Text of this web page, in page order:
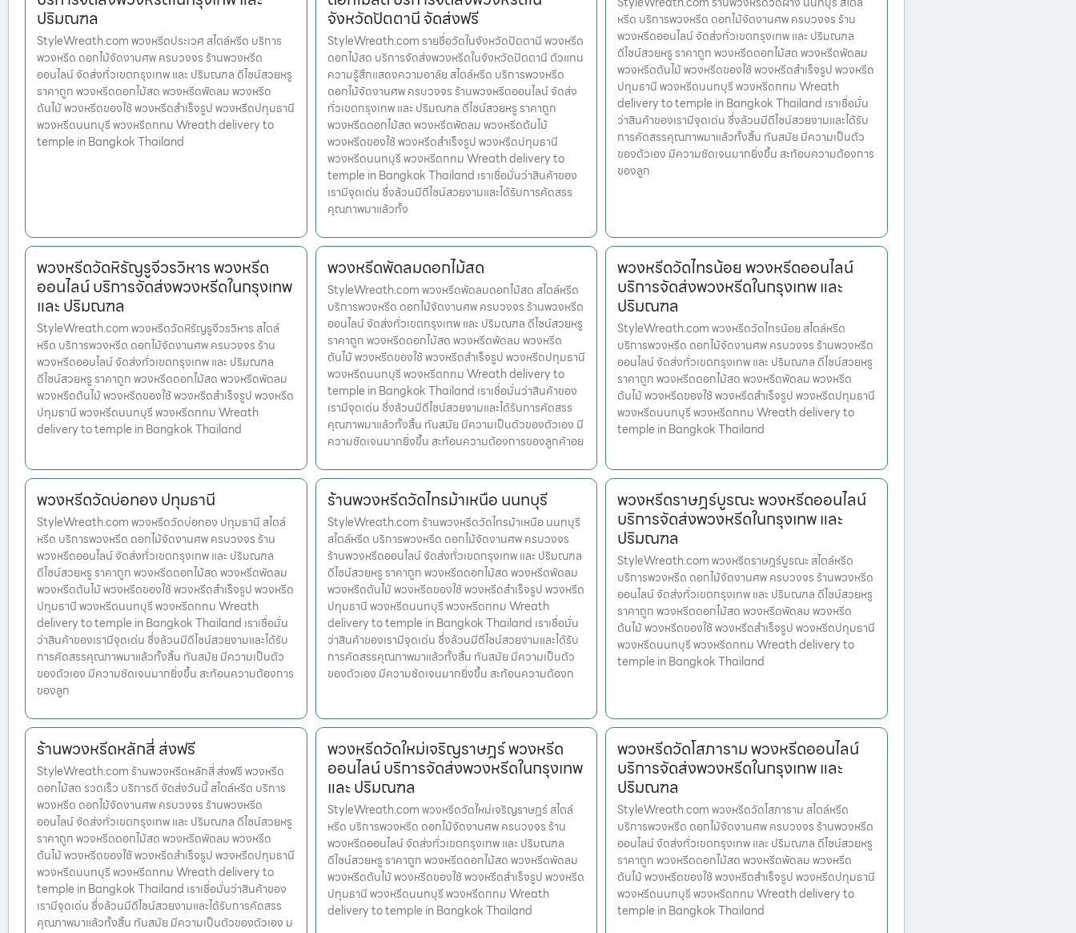
ปริมณฑล
StyleWreath.com พวงหรีดประเวศ สไตล์หรีด บริการ
พวงหรีด ดอกไม้จัดงานศพ ครบวงจร ร้านพวงหรีด
ออนไลน์ จัดส่งทั่วเขตกรุงเทพ และ ปริมณฑล ดีไซน์สวยหรู
ราคาถูก พวงหรีดดอกไม้สด พวงหรีดพัดลม พวงหรีด
ต้นไม้ พวงหรีดของใช้ พวงหรีดสำเร็จรูป พวงหรีดปทุมธานี
พวงหรีดนนทบุรี พวงหรีดกทม Wreath delivery to
temple in Bangkok Thailand
จังหวัดปัตตานี จัดส่งฟรี
StyleWreath.com รายชื่อวัดในจังหวัดปัตตานี พวงหรีด
ดอกไม้สด บริการจัดส่งพวงหรีดในจังหวัดปัตตานี ตัวแทน
ความรู้สึกแสดงความอาลัย สไตล์หรีด บริการพวงหรีด
ดอกไม้จัดงานศพ ครบวงจร ร้านพวงหรีดออนไลน์ จัดส่ง
ทั่วเขตกรุงเทพ และ ปริมณฑล ดีไซน์สวยหรู ราคาถูก
พวงหรีดดอกไม้สด พวงหรีดพัดลม พวงหรีดต้นไม้
พวงหรีดของใช้ พวงหรีดสำเร็จรูป พวงหรีดปทุมธานี
พวงหรีดนนทบุรี พวงหรีดกทม Wreath delivery to
temple in Bangkok Thailand เราเชื่อมั่นว่าสินค้าของ
เรามีจุดเด่น ซึ่งล้วนมีดีไซน์สวยงามและได้รับการคัดสรร
คุณภาพมาแล้วทั้ง
หรีด บริการพวงหรีด ดอกไม้จัดงานศพ ครบวงจร ร้าน
พวงหรีดออนไลน์ จัดส่งทั่วเขตกรุงเทพ และ ปริมณฑล
ดีไซน์สวยหรู ราคาถูก พวงหรีดดอกไม้สด พวงหรีดพัดลม
พวงหรีดต้นไม้ พวงหรีดของใช้ พวงหรีดสำเร็จรูป พวงหรีด
ปทุมธานี พวงหรีดนนทบุรี พวงหรีดกทม Wreath
delivery to temple in Bangkok Thailand เราเชื่อมั่น
ว่าสินค้าของเรามีจุดเด่น ซึ่งล้วนมีดีไซน์สวยงามและได้รับ
การคัดสรรคุณภาพมาแล้วทั้งสิ้น ทันสมัย มีความเป็นตัว
ของตัวเอง มีความชัดเจนมากยิ่งขึ้น สะท้อนความต้องการ
ของลูก
พวงหรีดวัดหิรัญรูจีวรวิหาร พวงหรีด
ออนไลน์ บริการจัดส่งพวงหรีดในกรุงเทพ
และ ปริมณฑล
StyleWreath.com พวงหรีดวัดหิรัญรูจีวรวิหาร สไตล์
หรีด บริการพวงหรีด ดอกไม้จัดงานศพ ครบวงจร ร้าน
พวงหรีดออนไลน์ จัดส่งทั่วเขตกรุงเทพ และ ปริมณฑล
ดีไซน์สวยหรู ราคาถูก พวงหรีดดอกไม้สด พวงหรีดพัดลม
พวงหรีดต้นไม้ พวงหรีดของใช้ พวงหรีดสำเร็จรูป พวงหรีด
ปทุมธานี พวงหรีดนนทบุรี พวงหรีดกทม Wreath
delivery to temple in Bangkok Thailand
พวงหรีดพัดลมดอกไม้สด
StyleWreath.com พวงหรีดพัดลมดอกไม้สด สไตล์หรีด
บริการพวงหรีด ดอกไม้จัดงานศพ ครบวงจร ร้านพวงหรีด
ออนไลน์ จัดส่งทั่วเขตกรุงเทพ และ ปริมณฑล ดีไซน์สวยหรู
ราคาถูก พวงหรีดดอกไม้สด พวงหรีดพัดลม พวงหรีด
ต้นไม้ พวงหรีดของใช้ พวงหรีดสำเร็จรูป พวงหรีดปทุมธานี
พวงหรีดนนทบุรี พวงหรีดกทม Wreath delivery to
temple in Bangkok Thailand เราเชื่อมั่นว่าสินค้าของ
เรามีจุดเด่น ซึ่งล้วนมีดีไซน์สวยงามและได้รับการคัดสรร
คุณภาพมาแล้วทั้งสิ้น ทันสมัย มีความเป็นตัวของตัวเอง มี
ความชัดเจนมากยิ่งขึ้น สะท้อนความต้องการของลูกค้าอย
พวงหรีดวัดไทรน้อย พวงหรีดออนไลน์
บริการจัดส่งพวงหรีดในกรุงเทพ และ
ปริมณฑล
StyleWreath.com พวงหรีดวัดไทรน้อย สไตล์หรีด
บริการพวงหรีด ดอกไม้จัดงานศพ ครบวงจร ร้านพวงหรีด
ออนไลน์ จัดส่งทั่วเขตกรุงเทพ และ ปริมณฑล ดีไซน์สวยหรู
ราคาถูก พวงหรีดดอกไม้สด พวงหรีดพัดลม พวงหรีด
ต้นไม้ พวงหรีดของใช้ พวงหรีดสำเร็จรูป พวงหรีดปทุมธานี
พวงหรีดนนทบุรี พวงหรีดกทม Wreath delivery to
temple in Bangkok Thailand
พวงหรีดวัดบ่อทอง ปทุมธานี
StyleWreath.com พวงหรีดวัดบ่อทอง ปทุมธานี สไตล์
หรีด บริการพวงหรีด ดอกไม้จัดงานศพ ครบวงจร ร้าน
พวงหรีดออนไลน์ จัดส่งทั่วเขตกรุงเทพ และ ปริมณฑล
ดีไซน์สวยหรู ราคาถูก พวงหรีดดอกไม้สด พวงหรีดพัดลม
พวงหรีดต้นไม้ พวงหรีดของใช้ พวงหรีดสำเร็จรูป พวงหรีด
ปทุมธานี พวงหรีดนนทบุรี พวงหรีดกทม Wreath
delivery to temple in Bangkok Thailand เราเชื่อมั่น
ว่าสินค้าของเรามีจุดเด่น ซึ่งล้วนมีดีไซน์สวยงามและได้รับ
การคัดสรรคุณภาพมาแล้วทั้งสิ้น ทันสมัย มีความเป็นตัว
ของตัวเอง มีความชัดเจนมากยิ่งขึ้น สะท้อนความต้องการ
ของลูก
ร้านพวงหรีดวัดไทรม้าเหนือ นนทบุรี
StyleWreath.com ร้านพวงหรีดวัดไทรม้าเหนือ นนทบุรี
สไตล์หรีด บริการพวงหรีด ดอกไม้จัดงานศพ ครบวงจร
ร้านพวงหรีดออนไลน์ จัดส่งทั่วเขตกรุงเทพ และ ปริมณฑล
ดีไซน์สวยหรู ราคาถูก พวงหรีดดอกไม้สด พวงหรีดพัดลม
พวงหรีดต้นไม้ พวงหรีดของใช้ พวงหรีดสำเร็จรูป พวงหรีด
ปทุมธานี พวงหรีดนนทบุรี พวงหรีดกทม Wreath
delivery to temple in Bangkok Thailand เราเชื่อมั่น
ว่าสินค้าของเรามีจุดเด่น ซึ่งล้วนมีดีไซน์สวยงามและได้รับ
การคัดสรรคุณภาพมาแล้วทั้งสิ้น ทันสมัย มีความเป็นตัว
ของตัวเอง มีความชัดเจนมากยิ่งขึ้น สะท้อนความต้องก
พวงหรีดราษฎร์บูรณะ พวงหรีดออนไลน์
บริการจัดส่งพวงหรีดในกรุงเทพ และ
ปริมณฑล
StyleWreath.com พวงหรีดราษฎร์บูรณะ สไตล์หรีด
บริการพวงหรีด ดอกไม้จัดงานศพ ครบวงจร ร้านพวงหรีด
ออนไลน์ จัดส่งทั่วเขตกรุงเทพ และ ปริมณฑล ดีไซน์สวยหรู
ราคาถูก พวงหรีดดอกไม้สด พวงหรีดพัดลม พวงหรีด
ต้นไม้ พวงหรีดของใช้ พวงหรีดสำเร็จรูป พวงหรีดปทุมธานี
พวงหรีดนนทบุรี พวงหรีดกทม Wreath delivery to
temple in Bangkok Thailand
ร้านพวงหรีดหลักสี่ ส่งฟรี
StyleWreath.com ร้านพวงหรีดหลักสี่ ส่งฟรี พวงหรีด
ดอกไม้สด รวดเร็ว บริการดี จัดส่งวันนี้ สไตล์หรีด บริการ
พวงหรีด ดอกไม้จัดงานศพ ครบวงจร ร้านพวงหรีด
ออนไลน์ จัดส่งทั่วเขตกรุงเทพ และ ปริมณฑล ดีไซน์สวยหรู
ราคาถูก พวงหรีดดอกไม้สด พวงหรีดพัดลม พวงหรีด
ต้นไม้ พวงหรีดของใช้ พวงหรีดสำเร็จรูป พวงหรีดปทุมธานี
พวงหรีดนนทบุรี พวงหรีดกทม Wreath delivery to
temple in Bangkok Thailand เราเชื่อมั่นว่าสินค้าของ
เรามีจุดเด่น ซึ่งล้วนมีดีไซน์สวยงามและได้รับการคัดสรร
คุณภาพมาแล้วทั้งสิ้น ทันสมัย มีความเป็นตัวของตัวเอง ม
พวงหรีดวัดใหม่เจริญราษฎร์ พวงหรีด
ออนไลน์ บริการจัดส่งพวงหรีดในกรุงเทพ
และ ปริมณฑล
StyleWreath.com พวงหรีดวัดใหม่เจริญราษฎร์ สไตล์
หรีด บริการพวงหรีด ดอกไม้จัดงานศพ ครบวงจร ร้าน
พวงหรีดออนไลน์ จัดส่งทั่วเขตกรุงเทพ และ ปริมณฑล
ดีไซน์สวยหรู ราคาถูก พวงหรีดดอกไม้สด พวงหรีดพัดลม
พวงหรีดต้นไม้ พวงหรีดของใช้ พวงหรีดสำเร็จรูป พวงหรีด
ปทุมธานี พวงหรีดนนทบุรี พวงหรีดกทม Wreath
delivery to temple in Bangkok Thailand
พวงหรีดวัดโสภาราม พวงหรีดออนไลน์
บริการจัดส่งพวงหรีดในกรุงเทพ และ
ปริมณฑล
StyleWreath.com พวงหรีดวัดโสภาราม สไตล์หรีด
บริการพวงหรีด ดอกไม้จัดงานศพ ครบวงจร ร้านพวงหรีด
ออนไลน์ จัดส่งทั่วเขตกรุงเทพ และ ปริมณฑล ดีไซน์สวยหรู
ราคาถูก พวงหรีดดอกไม้สด พวงหรีดพัดลม พวงหรีด
ต้นไม้ พวงหรีดของใช้ พวงหรีดสำเร็จรูป พวงหรีดปทุมธานี
พวงหรีดนนทบุรี พวงหรีดกทม Wreath delivery to
temple in Bangkok Thailand